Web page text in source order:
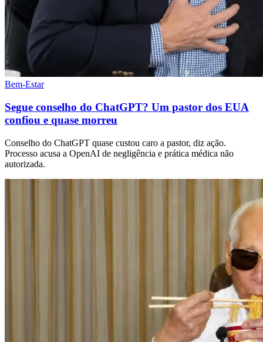
Bem-Estar
Segue conselho do ChatGPT? Um pastor dos EUA
confiou e quase morreu
Conselho do ChatGPT quase custou caro a pastor, diz ação.
Processo acusa a OpenAI de negligência e prática médica não
autorizada.